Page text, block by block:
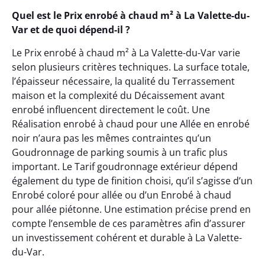
Quel est le Prix enrobé à chaud m² à La Valette-du-
Var et de quoi dépend-il ?
Le Prix enrobé à chaud m² à La Valette-du-Var varie
selon plusieurs critères techniques. La surface totale,
l’épaisseur nécessaire, la qualité du Terrassement
maison et la complexité du Décaissement avant
enrobé influencent directement le coût. Une
Réalisation enrobé à chaud pour une Allée en enrobé
noir n’aura pas les mêmes contraintes qu’un
Goudronnage de parking soumis à un trafic plus
important. Le Tarif goudronnage extérieur dépend
également du type de finition choisi, qu’il s’agisse d’un
Enrobé coloré pour allée ou d’un Enrobé à chaud
pour allée piétonne. Une estimation précise prend en
compte l’ensemble de ces paramètres afin d’assurer
un investissement cohérent et durable à La Valette-
du-Var.